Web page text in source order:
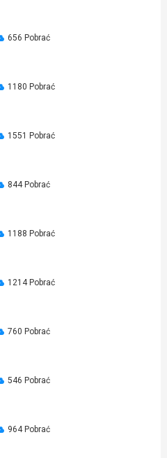
656 Pobrać
1180 Pobrać
1551 Pobrać
844 Pobrać
1188 Pobrać
1214 Pobrać
760 Pobrać
546 Pobrać
964 Pobrać